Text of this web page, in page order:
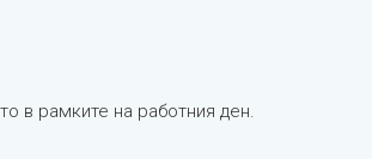
в рамките на работния ден.